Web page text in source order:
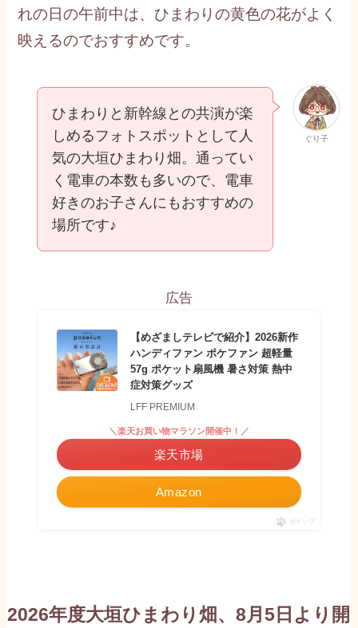
れの日の午前中は、ひまわりの黄色の花がよく
映えるのでおすすめです。
ぐり子
ひまわりと新幹線との共演が楽
しめるフォトスポットとして人
気の大垣ひまわり畑。通ってい
く電車の本数も多いので、電車
好きのお子さんにもおすすめの
場所です♪
広告
【めざましテレビで紹介】2026新作
ハンディファン ポケファン 超軽量
57g ポケット扇風機 暑さ対策 熱中
症対策グッズ
LFF PREMIUM
Amazon
＼楽天お買い物マラソン開催中！／
楽天市場
ポチップ
2026年度大垣ひまわり畑、8月5日より開